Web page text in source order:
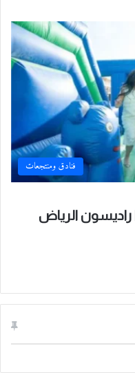
فنادق ومنتجعات
راديسون الرياض